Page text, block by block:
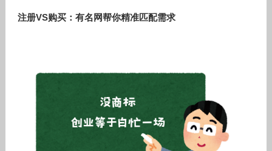
注册VS购买：有名网帮你精准匹配需求